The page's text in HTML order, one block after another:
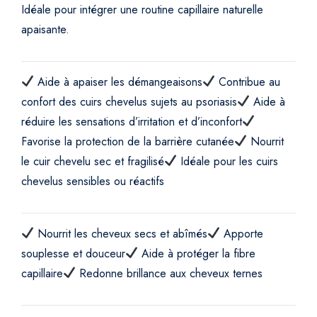
Idéale pour intégrer une routine capillaire naturelle
apaisante.
Aide à apaiser les démangeaisons
Contribue au
confort des cuirs chevelus sujets au psoriasis
Aide à
réduire les sensations d’irritation et d’inconfort
Favorise la protection de la barrière cutanée
Nourrit
le cuir chevelu sec et fragilisé
Idéale pour les cuirs
chevelus sensibles ou réactifs
Nourrit les cheveux secs et abîmés
Apporte
souplesse et douceur
Aide à protéger la fibre
capillaire
Redonne brillance aux cheveux ternes